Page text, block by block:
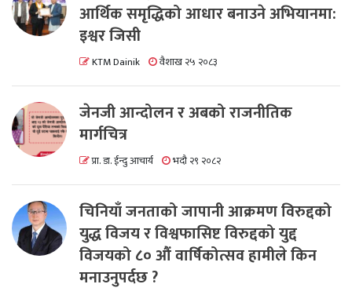
आर्थिक समृद्धिको आधार बनाउने अभियानमा:
इश्वर जिसी
KTM Dainik वैशाख २५ २०८३
जेनजी आन्दोलन र अबको राजनीतिक
मार्गचित्र
प्रा. डा. ईन्दु आचार्य भदौ २९ २०८२
चिनियाँ जनताको जापानी आक्रमण विरुद्दको
युद्ध विजय र विश्वफासिष्ट विरुद्दको युद्द
विजयको ८० औं वार्षिकोत्सव हामीले किन
मनाउनुपर्दछ ?